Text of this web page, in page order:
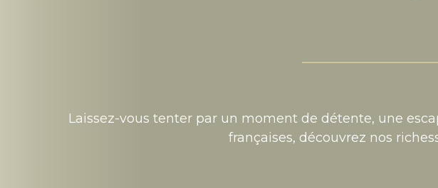
Laissez-vous tenter par un moment de détente, une
françaises, découvrez nos